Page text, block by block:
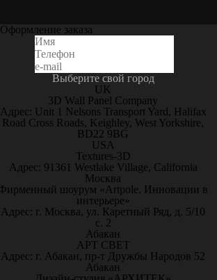
Оформление заказа
Выберите свой город
UK
3D Wall Panel Company
Адрес: Unit 1 Nelsons Transport Yard, Halifax
Road Cross Roads, Keighley, West Yorkshire,
BD22 9BG
USA
Textures-3D
Адрес: 91361 Westlake Village, California
Москва
шоурум «Artpole. Инновации в
интерьере»
Адрес: г. Москва, ул. Каретный Ряд, д. 5/10
с. 2
Абакан
АРТ СВЕТ
Адрес: г. Абакан, пр-т Дружбы Народов 52
Абакан